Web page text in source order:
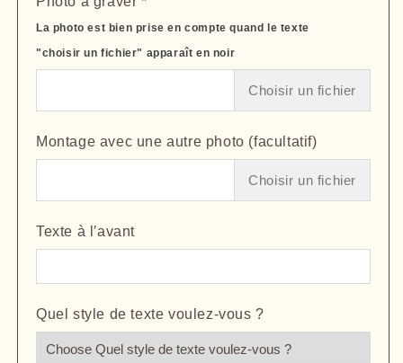
Porte
clefs
rond
photo
Porte
clefs
rond
photo
La photo est bien prise en compte quand le texte
"choisir un fichier" apparaît en noir
Choisir un fichier
Montage avec une autre photo (facultatif)
Choisir un fichier
Texte à l′avant
Quel style de texte voulez-vous ?